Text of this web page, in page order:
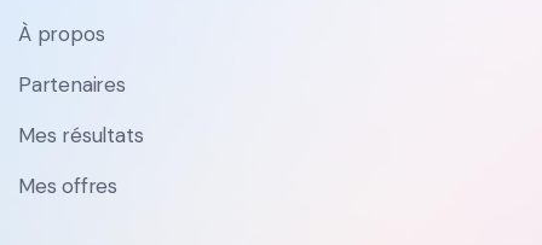
À propos
Partenaires
Mes résultats
Mes offres